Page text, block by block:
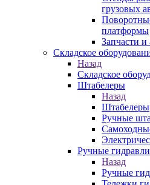
грузовых
платформы
Запчасти и
Складское
Назад
Складское
Штабелеры
Назад
Штабелеры
Ручные
Ручные
Назад
Ручные